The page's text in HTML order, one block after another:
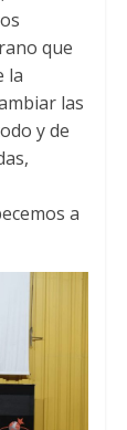
que
la
las
y de
a